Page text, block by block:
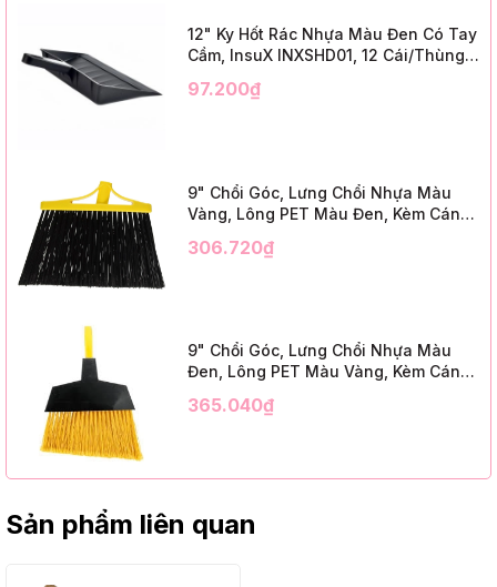
12" Ky Hốt Rác Nhựa Màu Đen Có Tay
Cầm, InsuX INXSHD01, 12 Cái/Thùng,
Black Plastic)
97.200₫
9" Chổi Góc, Lưng Chổi Nhựa Màu
Vàng, Lông PET Màu Đen, Kèm Cán
12 Bộ/Thùng (9" Angle Broom, Yellow
306.720₫
9" Chổi Góc, Lưng Chổi Nhựa Màu
Đen, Lông PET Màu Vàng, Kèm Cán
12 Bộ/Thùng (9" Angle Broom, Black
365.040₫
Sản phẩm liên quan